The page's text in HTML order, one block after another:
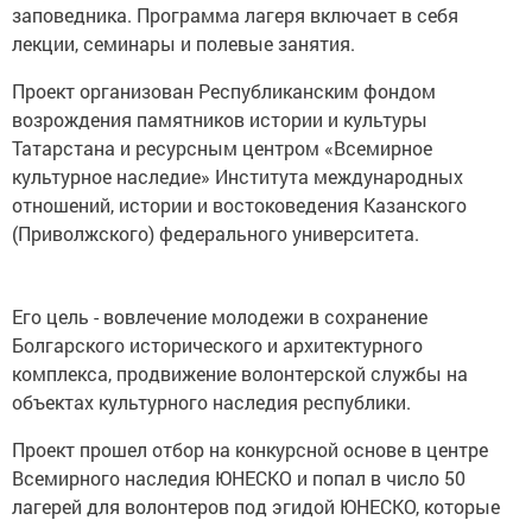
заповедника. Программа лагеря включает в себя
лекции, семинары и полевые занятия.
Проект организован Республиканским фондом
возрождения памятников истории и культуры
Татарстана и ресурсным центром «Всемирное
культурное наследие» Института международных
отношений, истории и востоковедения Казанского
(Приволжского) федерального университета.
Его цель - вовлечение молодежи в сохранение
Болгарского исторического и архитектурного
комплекса, продвижение волонтерской службы на
объектах культурного наследия республики.
Проект прошел отбор на конкурсной основе в центре
Всемирного наследия ЮНЕСКО и попал в число 50
лагерей для волонтеров под эгидой ЮНЕСКО, которые